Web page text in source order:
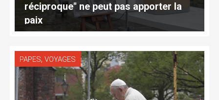
réciproque" ne peut pas apporter la
paix
PAPES, VOYAGES